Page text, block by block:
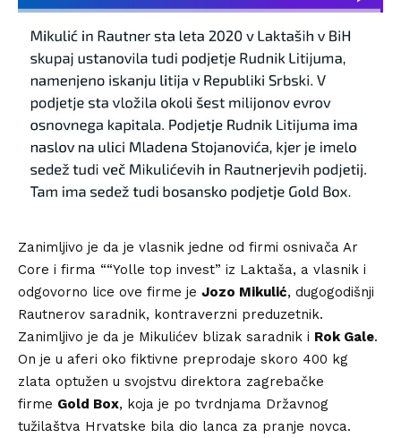
Zanimljivo je da je vlasnik jedne od firmi osnivača Ar
Core i firma ““Yolle top invest” iz Laktaša, a vlasnik i
odgovorno lice ove firme je Jozo Mikulić, dugogodišnji
Rautnerov saradnik, kontraverzni preduzetnik.
Zanimljivo je da je Mikulićev blizak saradnik i Rok Gale.
On je u aferi oko fiktivne preprodaje skoro 400 kg
zlata optužen u svojstvu direktora zagrebačke
firme Gold Box, koja je po tvrdnjama Državnog
tužilaštva Hrvatske bila dio lanca za pranje novca.